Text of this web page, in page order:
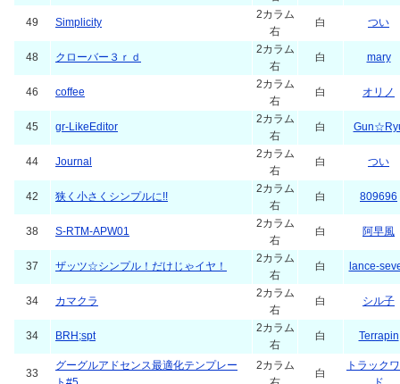
49 Simplicity
2カラム
右
白 つい
48 クローバー３ｒｄ
2カラム
右
白 mary
46 coffee
2カラム
右
白 オリノ
45 gr-LikeEditor
2カラム
右
白
44 Journal
2カラム
右
白 つい
42 狭く小さくシンプルに!!
2カラム
右
白 809696
38 S-RTM-APW01
2カラム
右
白 阿早風
37 ザッツ☆シンプル！だけじゃイヤ！
2カラム
右
白 lance-
34 カマクラ
2カラム
右
白 シル子
34 BRH;spt
2カラム
右
白 Terrapin
33
グーグルアドセンス最適化テンプレー
2カラム
白
トラック